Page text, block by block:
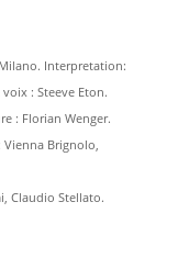
Interpretation:
: Steeve Eton.
: Florian Wenger.
Brignolo,
Claudio Stellato.